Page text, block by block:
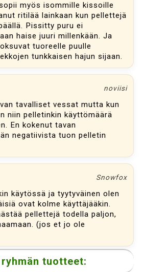
myös isommille kissoille
ritilää lainkaan kun pellettejä
Pissitty puru ei
haise juuri millenkään. Ja
tuoreelle puulle
tunkkaisen hajun sijaan.
noviisi
tavalliset vessat mutta kun
niin pelletinkin käyttömäärä
En kokenut tavan
negatiivista tuon pelletin
Snowfox
käytössä ja tyytyväinen olen
ovat kolme käyttäjääkin.
pellettejä todella paljon,
(jos et jo ole
ryhmän tuotteet: